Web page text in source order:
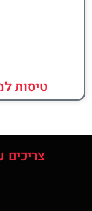
טיסות
צריכים